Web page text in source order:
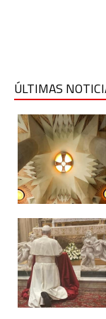
ÚLTIMAS